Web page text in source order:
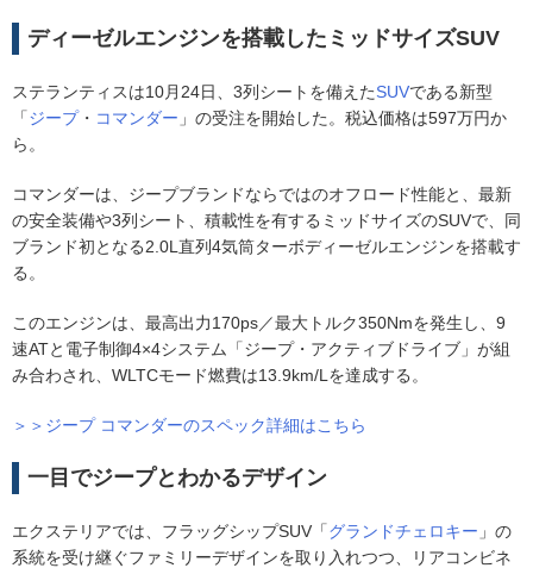
ディーゼルエンジンを搭載したミッドサイズSUV
ステランティスは10月24日、3列シートを備えたSUVである新型
「ジープ・ コマンダー 」の受注を開始した。税込価格は597万円か
ら。
コマンダーは、ジープブランドならではのオフロード性能と、最新
の安全装備や3列シート、積載性を有するミッドサイズのSUVで、同
ブランド初となる2.0L直列4気筒ターボディーゼルエンジンを搭載す
る。
このエンジンは、最高出力170ps／最大トルク350Nmを発生し、9
速ATと電子制御4×4システム「ジープ・アクティブドライブ」が組
み合わされ、WLTCモード燃費は13.9km/Lを達成する。
＞＞ジープ コマンダーのスペック詳細はこちら
一目でジープとわかるデザイン
エクステリアでは、フラッグシップSUV「グランドチェロキー 」の
系統を受け継ぐファミリーデザインを取り入れつつ、リアコンビネ